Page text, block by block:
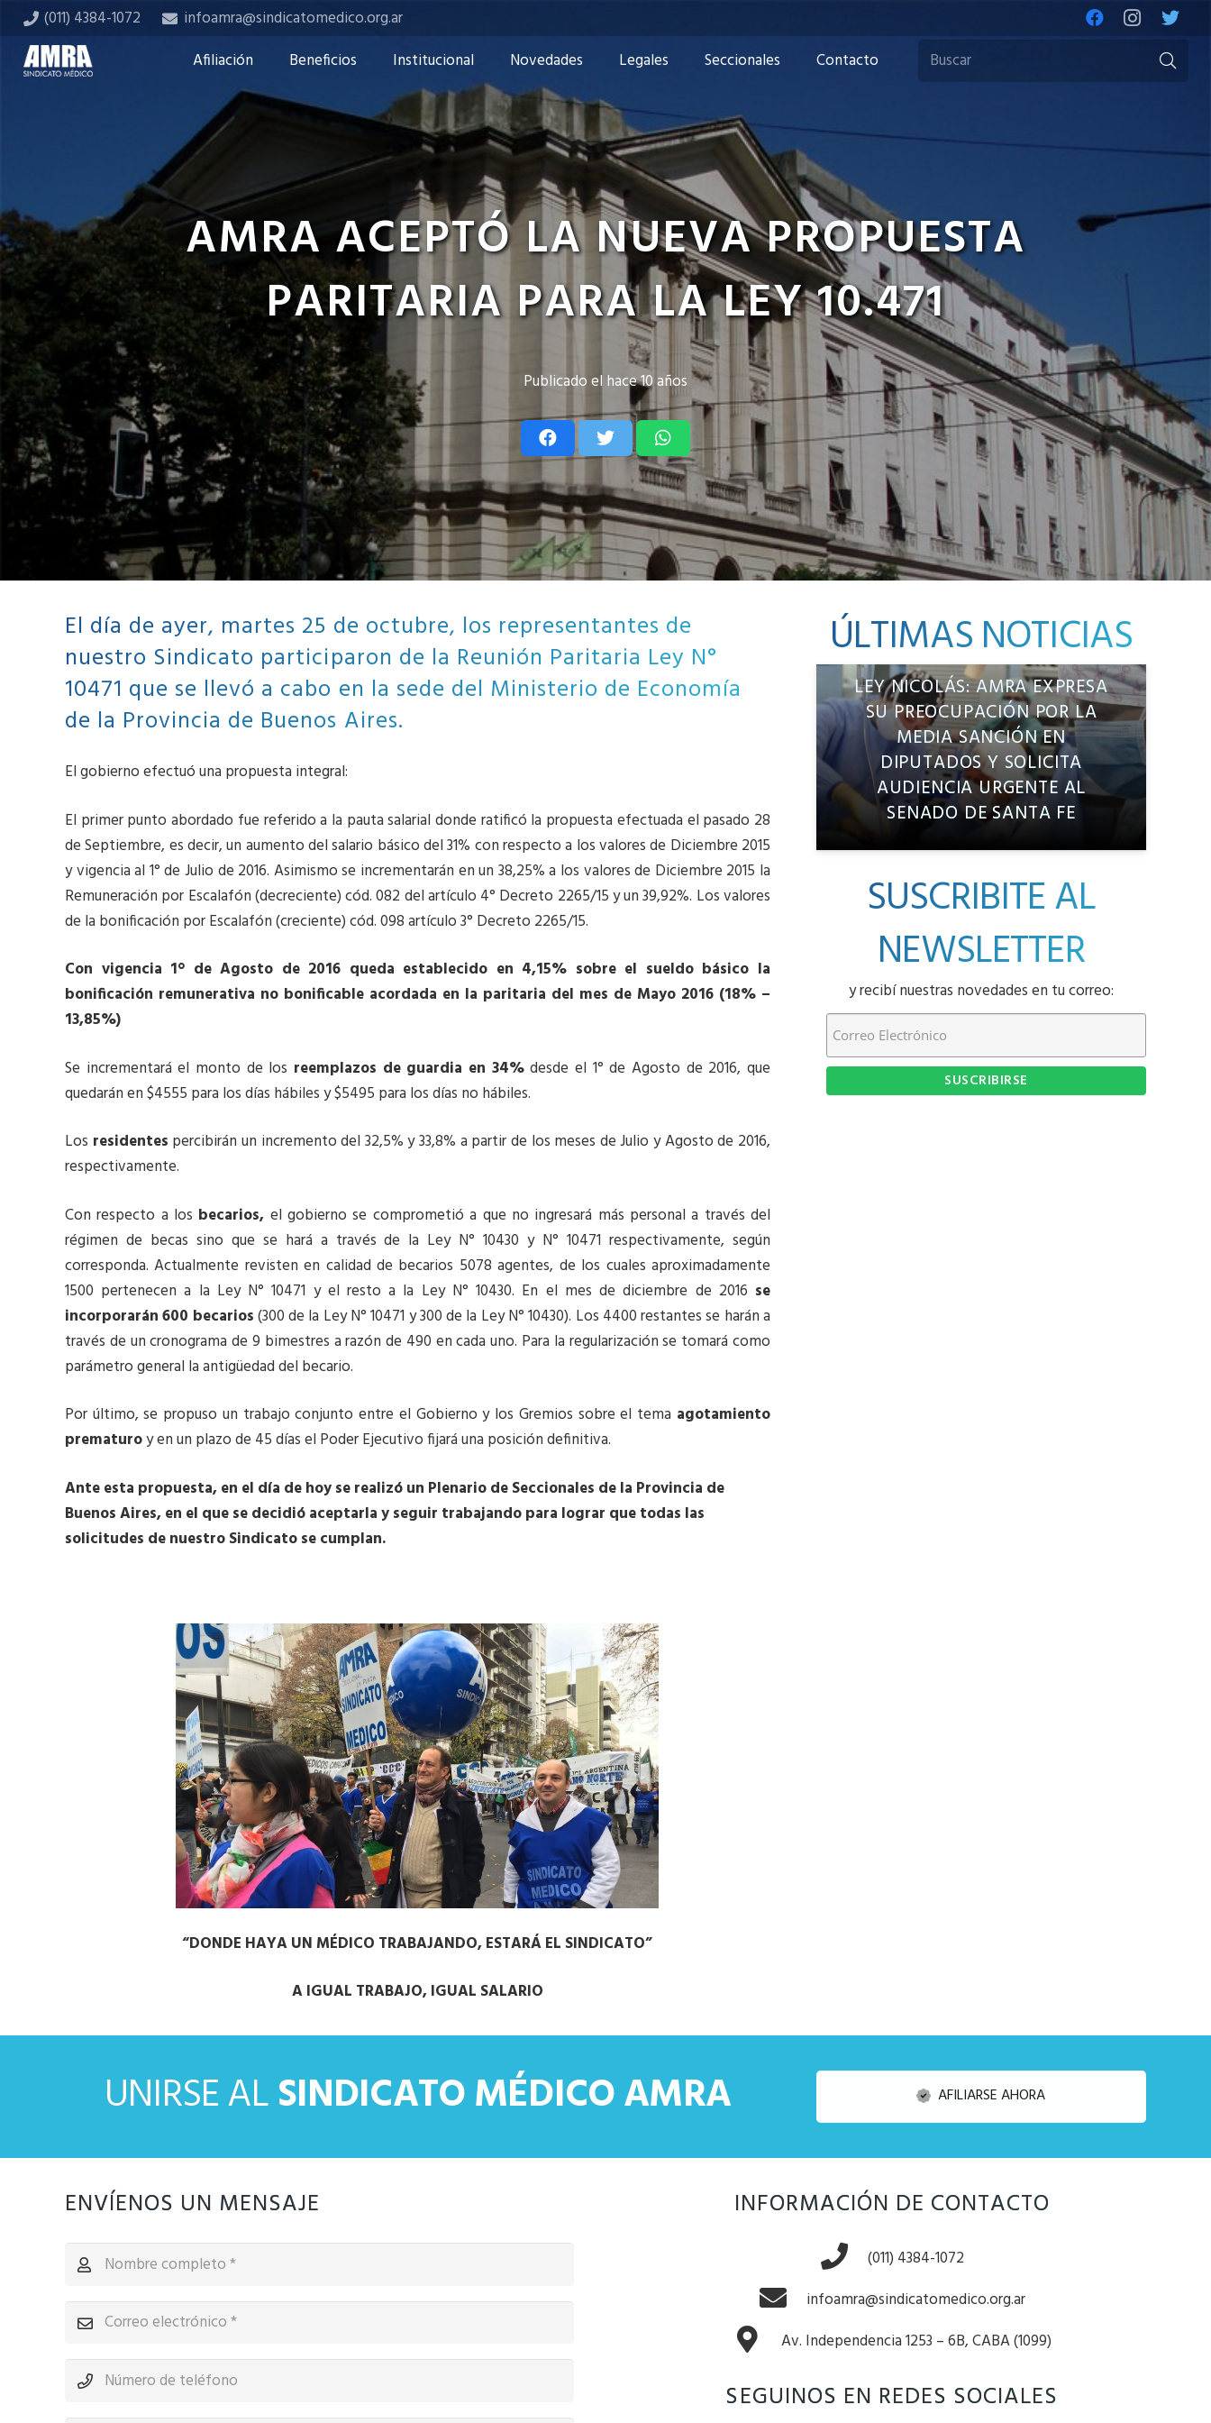
(011) 4384-1072
infoamra@sindicatomedico.org.ar
Afiliación
Beneficios Institucional Novedades Legales Seccionales Contacto
AMRA ACEPTÓ LA NUEVA PROPUESTA
PARITARIA PARA LA LEY 10.471
Publicado el hace 10 años
El día de ayer, martes 25 de octubre, los representantes de
nuestro Sindicato participaron de la Reunión Paritaria Ley N°
10471 que se llevó a cabo en la sede del Ministerio de Economía
de la Provincia de Buenos Aires.
El gobierno efectuó una propuesta integral:
El primer punto abordado fue referido a la pauta salarial donde ratificó la propuesta efectuada el pasado 28
de Septiembre, es decir, un aumento del salario básico del 31% con respecto a los valores de Diciembre 2015
y vigencia al 1° de Julio de 2016. Asimismo se incrementarán en un 38,25% a los valores de Diciembre 2015 la
Remuneración por Escalafón (decreciente) cód. 082 del artículo 4° Decreto 2265/15 y un 39,92%. Los valores
de la bonificación por Escalafón (creciente) cód. 098 artículo 3° Decreto 2265/15.
Con vigencia 1° de Agosto de 2016 queda establecido en 4,15% sobre el sueldo básico la
bonificación remunerativa no bonificable acordada en la paritaria del mes de Mayo 2016 (18% –
13,85%)
Se incrementará el monto de los reemplazos de guardia en 34%desde el 1° de Agosto de 2016, que
quedarán en $4555 para los días hábiles y $5495 para los días no hábiles.
Los residentes percibirán un incremento del 32,5% y 33,8% a partir de los meses de Julio y Agosto de 2016,
respectivamente.
Con respecto a los becarios, el gobierno se comprometió a que no ingresará más personal a través del
régimen de becas sino que se hará a través de la Ley N° 10430 y N° 10471 respectivamente, según
corresponda. Actualmente revisten en calidad de becarios 5078 agentes, de los cuales aproximadamente
1500 pertenecen a la Ley N° 10471 y el resto a la Ley N° 10430. En el mes de diciembre de 2016 se
incorporarán 600 becarios(300 de la Ley N° 10471 y 300 de la Ley N° 10430). Los 4400 restantes se harán a
través de un cronograma de 9 bimestres a razón de 490 en cada uno. Para la regularización se tomará como
parámetro general la antigüedad del becario.
Por último, se propuso un trabajo conjunto entre el Gobierno y los Gremios sobre el tema agotamiento
prematuroy en un plazo de 45 días el Poder Ejecutivo fijará una posición definitiva.
Ante esta propuesta, en el día de hoy se realizó un Plenario de Seccionales de la Provincia de
Buenos Aires, en el que se decidió aceptarla y seguir trabajando para lograr que todas las
solicitudes de nuestro Sindicato se cumplan.
“DONDE HAYA UN MÉDICO TRABAJANDO, ESTARÁ EL SINDICATO”
A IGUAL TRABAJO, IGUAL SALARIO
ÚLTIMAS NOTICIAS
LEY NICOLÁS: AMRA EXPRESA
SU PREOCUPACIÓN POR LA
MEDIA SANCIÓN EN
DIPUTADOS Y SOLICITA
AUDIENCIA URGENTE AL
SENADO DE SANTA FE
SUSCRIBITE AL
NEWSLETTER
y recibí nuestras novedades en tu correo:
UNIRSE ALSINDICATO MÉDICO AMRA AFILIARSE AHORA
ENVÍENOS UN MENSAJE INFORMACIÓN DE CONTACTO
(011) 4384-1072
infoamra@sindicatomedico.org.ar
Av. Independencia 1253 – 6B, CABA (1099)
SEGUINOS EN REDES SOCIALES